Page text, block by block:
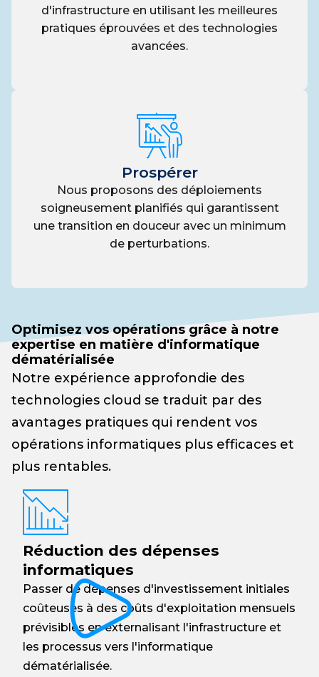
d'infrastructure en utilisant les meilleures
pratiques éprouvées et des technologies
avancées.
Prospérer
Nous proposons des déploiements
soigneusement planifiés qui garantissent
une transition en douceur avec un minimum
de perturbations.
Optimisez vos opérations grâce à notre
expertise en matière d'informatique
dématérialisée
Notre expérience approfondie des
technologies cloud se traduit par des
avantages pratiques qui rendent vos
opérations informatiques plus efficaces et
plus rentables.
Réduction des dépenses
informatiques
Passer de dépenses d'investissement initiales
coûteuses à des coûts d'exploitation mensuels
prévisibles en externalisant l'infrastructure et
les processus vers l'informatique
dématérialisée.